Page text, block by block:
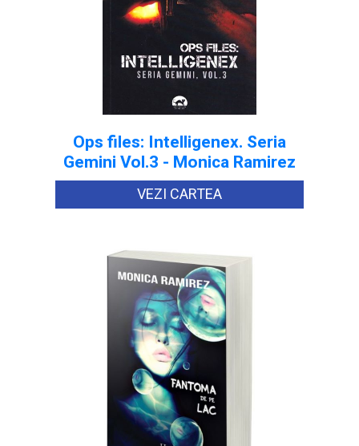
Ops files: Intelligenex. Seria
Gemini Vol.3 - Monica Ramirez
VEZI CARTEA